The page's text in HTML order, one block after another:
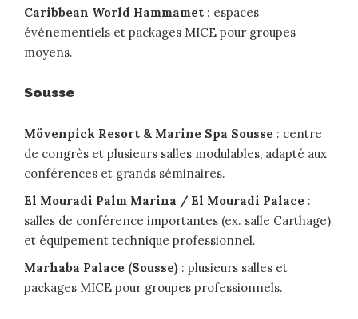
Caribbean World Hammamet : espaces
événementiels et packages MICE pour groupes
moyens.
Sousse
Mövenpick Resort & Marine Spa Sousse : centre
de congrès et plusieurs salles modulables, adapté aux
conférences et grands séminaires.
El Mouradi Palm Marina / El Mouradi Palace :
salles de conférence importantes (ex. salle Carthage)
et équipement technique professionnel.
Marhaba Palace (Sousse) : plusieurs salles et
packages MICE pour groupes professionnels.